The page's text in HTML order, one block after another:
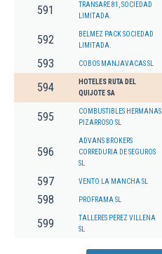
591
TRANSARE 81, SOCIEDAD
LIMITADA.
592
BELMEZ PACK SOCIEDAD
LIMITADA.
593 COBOS MANJAVACAS SL
594
HOTELES RUTA DEL
QUIJOTE SA
595
COMBUSTIBLES HERMANAS
PIZARROSO SL
596
ADVANS BROKERS
CORREDURIA DE SEGUROS
SL
597 VENTO LA MANCHA SL
598 PROFRAMA SL
599
TALLERES PEREZ VILLENA
SL